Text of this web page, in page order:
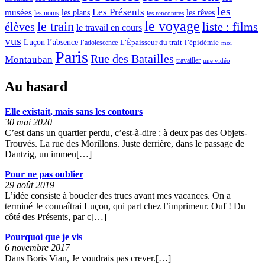
2
0
0
5
musées les noms les plans Les Présents les rencontres les rêves les
élèves le train le travail en cours le voyage liste : films
vus Luçon l’absence l’adolescence L’Épaisseur du trait l’épidémie moi
Montauban Paris Rue des Batailles travailler une vidéo
Au hasard
Elle existait, mais sans les contours
30 mai 2020
C’est dans un quartier perdu, c’est-à-dire : à deux pas des Objets-
Trouvés. La rue des Morillons. Juste derrière, dans le passage de
Dantzig, un immeu[…]
Pour ne pas oublier
29 août 2019
L’idée consiste à boucler des trucs avant mes vacances. On a
terminé Je connaîtrai Luçon, qui part chez l’imprimeur. Ouf ! Du
côté des Présents, par c[…]
Pourquoi que je vis
6 novembre 2017
Dans Boris Vian, Je voudrais pas crever.[…]